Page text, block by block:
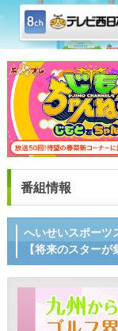
番組情報
へいせいスポー
【将来のスターが